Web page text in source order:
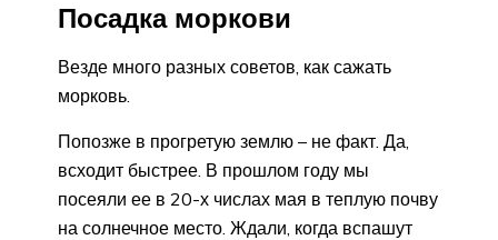
Посадка моркови
Везде много разных советов, как сажать
морковь.
Попозже в прогретую землю – не факт. Да,
всходит быстрее. В прошлом году мы
посеяли ее в 20-х числах мая в теплую почву
на солнечное место. Ждали, когда вспашут